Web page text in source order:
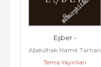
Eşber -
Abdülhak Hamit Tarhan
Tema Yayınları